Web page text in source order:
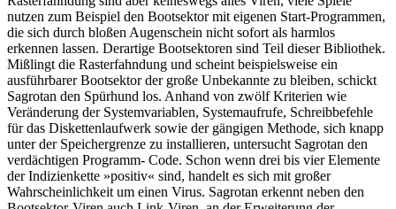
nutzen zum Beispiel den Bootsektor mit eigenen Start-Programmen,
die sich durch bloßen Augenschein nicht sofort als harmlos
erkennen lassen. Derartige Bootsektoren sind Teil dieser Bibliothek.
Mißlingt die Rasterfahndung und scheint beispielsweise ein
ausführbarer Bootsektor der große Unbekannte zu bleiben, schickt
Sagrotan den Spürhund los. Anhand von zwölf Kriterien wie
Veränderung der Systemvariablen, Systemaufrufe, Schreibbefehle
für das Diskettenlaufwerk sowie der gängigen Methode, sich knapp
unter der Speichergrenze zu installieren, untersucht Sagrotan den
verdächtigen Programm- Code. Schon wenn drei bis vier Elemente
der Indizienkette »positiv« sind, handelt es sich mit großer
Wahrscheinlichkeit um einen Virus. Sagrotan erkennt neben den